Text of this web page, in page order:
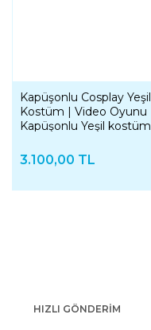
Kapüşonlu Cosplay Yeşil
Kostüm | Video Oyunu
Kapüşonlu Yeşil kostüm
3.100,00 TL
HIZLI GÖNDERİM